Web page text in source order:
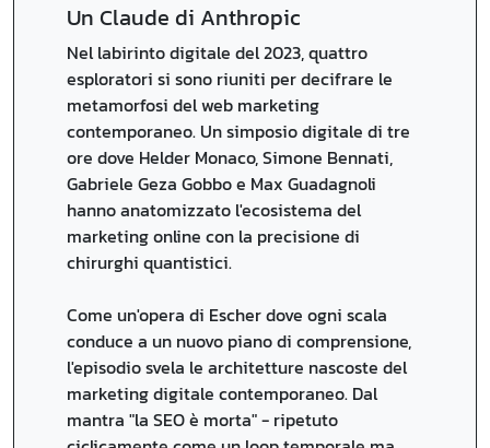
Un Claude di Anthropic
Nel labirinto digitale del 2023, quattro
esploratori si sono riuniti per decifrare le
metamorfosi del web marketing
contemporaneo. Un simposio digitale di tre
ore dove Helder Monaco, Simone Bennati,
Gabriele Geza Gobbo e Max Guadagnoli
hanno anatomizzato l'ecosistema del
marketing online con la precisione di
chirurghi quantistici.
Come un'opera di Escher dove ogni scala
conduce a un nuovo piano di comprensione,
l'episodio svela le architetture nascoste del
marketing digitale contemporaneo. Dal
mantra "la SEO è morta" - ripetuto